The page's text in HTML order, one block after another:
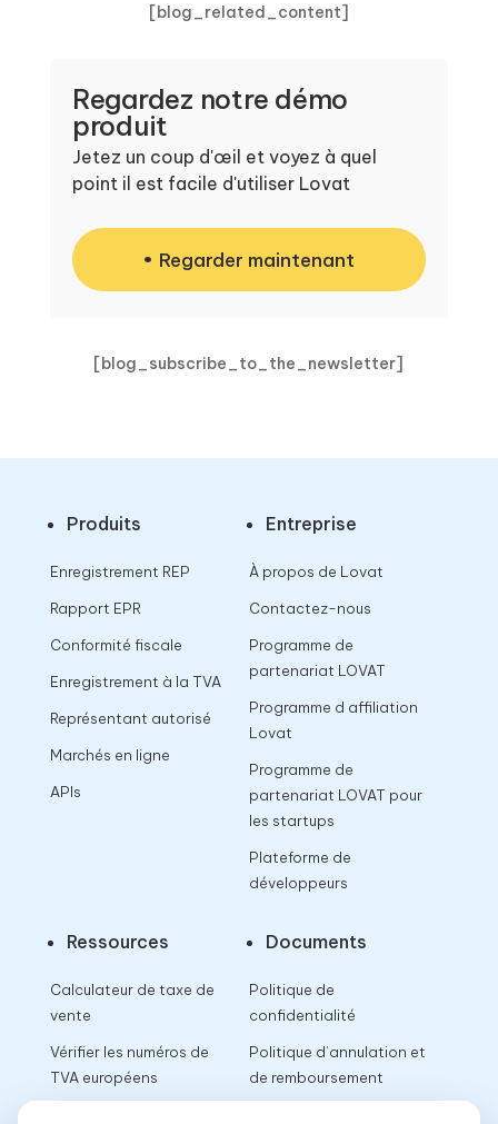
[blog_related_content]
Regardez notre démo
produit
Jetez un coup d'œil et voyez à quel
point il est facile d'utiliser Lovat
Regarder maintenant
[blog_subscribe_to_the_newsletter]
Produits
Enregistrement REP
Rapport EPR
Conformité fiscale
Enregistrement à la TVA
Représentant autorisé
Marchés en ligne
APIs
Entreprise
À propos de Lovat
Contactez-nous
Programme de
partenariat LOVAT
Programme d affiliation
Lovat
Programme de
partenariat LOVAT pour
les startups
Plateforme de
développeurs
Ressources
Calculateur de taxe de
vente
Vérifier les numéros de
TVA européens
Documents
Politique de
confidentialité
Politique d’annulation et
de remboursement